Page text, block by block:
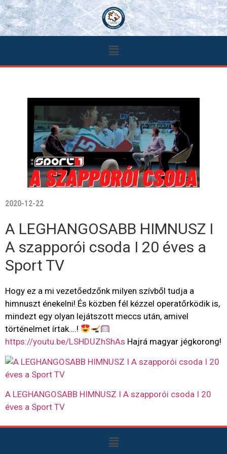
2020-12-22
A LEGHANGOSABB HIMNUSZ I
A szapporói csoda I 20 éves a
Sport TV
Hogy ez a mi vezetőedzőnk milyen szívből tudja a
himnuszt énekelni! És közben fél kézzel operatőrködik is,
mindezt egy olyan lejátszott meccs után, amivel
történelmet írtak….!
https://youtu.be/LSHDUZhShAs Hajrá magyar jégkorong!
A LEGHANGOSABB HIMNUSZ I A szapporói csoda I 20
éves a Sport TV